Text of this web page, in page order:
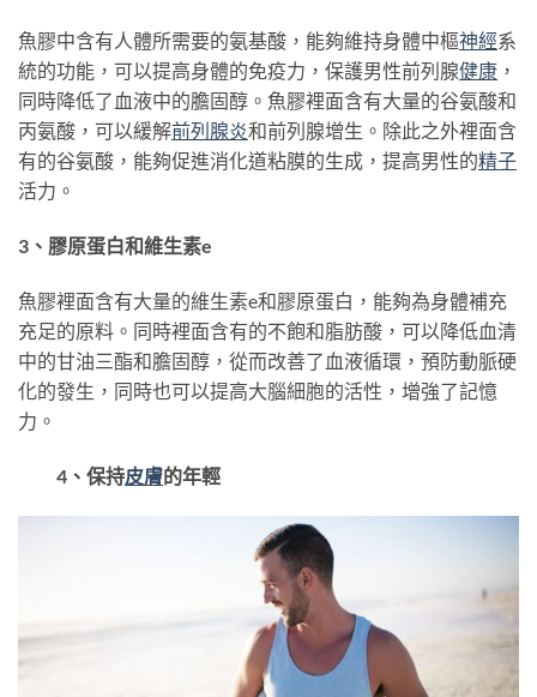
魚膠中含有人體所需要的氨基酸，能夠維持身體中樞神經系
統的功能，可以提高身體的免疫力，保護男性前列腺健康 ，
同時降低了血液中的膽固醇。魚膠裡面含有大量的谷氨酸和
丙氨酸，可以緩解前列腺炎和前列腺增生。除此之外裡面含
有的谷氨酸，能夠促進消化道粘膜的生成，提高男性的精子
活力。
3、膠原蛋白和維生素e
魚膠裡面含有大量的維生素e和膠原蛋白，能夠為身體補充
充足的原料。同時裡面含有的不飽和脂肪酸，可以降低血清
中的甘油三酯和膽固醇，從而改善了血液循環，預防動脈硬
化的發生，同時也可以提高大腦細胞的活性，增強了記憶
力。
4、保持皮膚的年輕